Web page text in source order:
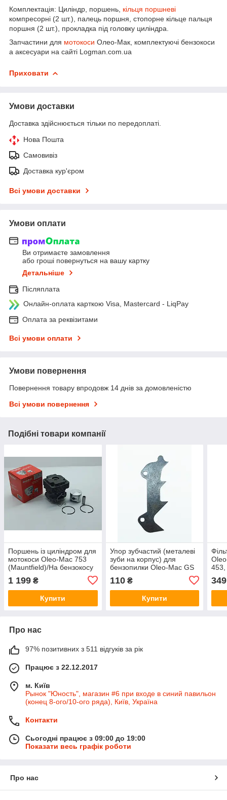
Комплектація: Циліндр, поршень, кільця поршневі
компресорні (2 шт.), палець поршня, стопорне кільце пальця
поршня (2 шт.), прокладка під головку циліндра.
Запчастини для мотокоси Олео-Мак, комплектуючі бензокоси
а аксесуари на сайті Logman.com.ua
Приховати
Умови доставки
Доставка здійснюється тільки по передоплаті.
Нова Пошта
Самовивіз
Доставка кур'єром
Всі умови доставки
Умови оплати
Ви отримаєте замовлення
або гроші повернуться на вашу картку
Детальніше
Післяплата
Онлайн-оплата карткою Visa, Mastercard - LiqPay
Оплата за реквізитами
Всі умови оплати
Умови повернення
Повернення товару впродовж 14 днів за домовленістю
Всі умови повернення
Подібні товари компанії
Поршень із циліндром для
мотокоси Oleo-Mac 753
(Mauntfield)/На бензокосу
1 199 ₴
Купити
Упор зубчастий (металеві
зуби на корпус) для
бензопилки Oleo-Mac GS
35, 35C (50240110R) На
Олео-Мак
110₴
Купити
453,
349
Про нас
97% позитивних з 511 відгуків за рік
Працює з 22.12.2017
м. Київ
Рынок "Юность", магазин #6 при входе в синий павильон
(конец 8-ого/10-ого ряда), Київ, Україна
Контакти
Сьогодні працює з 09:00 до 19:00
Показати весь графік роботи
Про нас